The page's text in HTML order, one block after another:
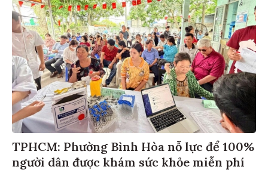
TPHCM: Phường Bình Hòa nỗ lực để 100%
người dân được khám sức khỏe miễn phí